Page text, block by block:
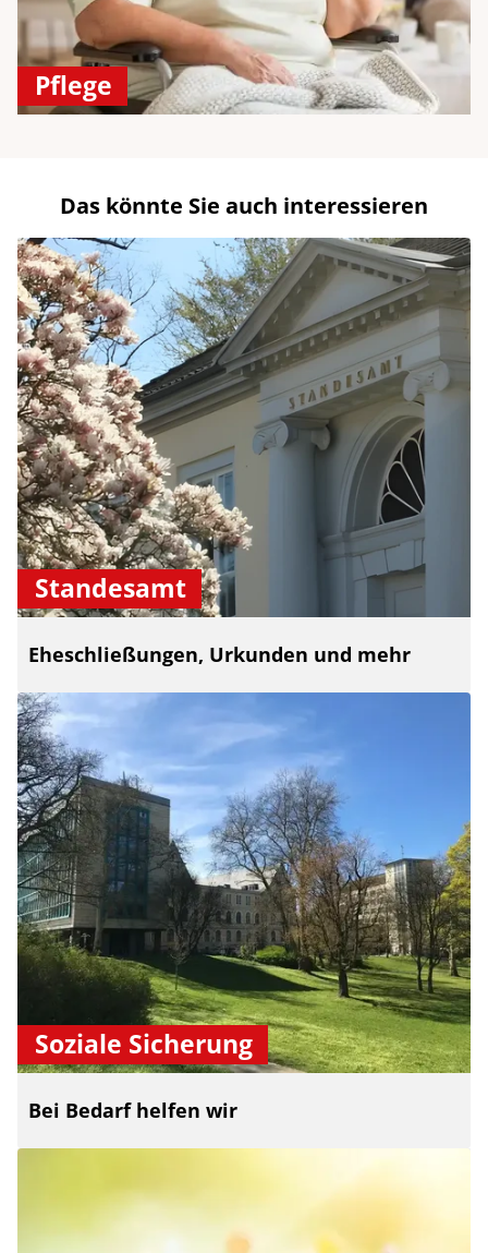
Pflege
Das könnte Sie auch interessieren
Standesamt
Eheschließungen, Urkunden und mehr
Soziale Sicherung
Bei Bedarf helfen wir